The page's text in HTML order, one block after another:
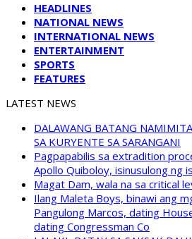
HEADLINES
NATIONAL NEWS
INTERNATIONAL NEWS
ENTERTAINMENT
SPORTS
FEATURES
LATEST NEWS
DALAWANG BATANG
SA KURYENTE SA SARANGANI
Pagpapabilis sa extradition
Apollo Quiboloy, isinusulong ng
Magat Dam, wala na sa critical
Ilang Maleta Boys, binawi ang
Pangulong Marcos, dating
dating Congressman Co